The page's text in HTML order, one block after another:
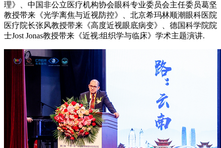
理》、中国非公立医疗机构协会眼科专业委员会主任委员葛坚
教授带来《光学离焦与近视防控》、北京希玛林顺潮眼科医院
医疗院长张风教授带来《高度近视眼底病变》、德国科学院院
士Jost Jonas教授带来《近视:组织学与临床》学术主题演讲.